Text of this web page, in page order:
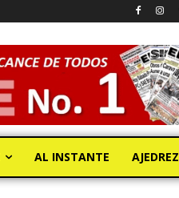
AL INSTANTE AJEDREZ